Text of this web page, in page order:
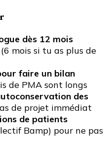
dès 12 mois
(6 mois si tu as plus de
faire un bilan
de PMA sont longs
des
de projet immédiat
de patients
Bamp) pour ne pas